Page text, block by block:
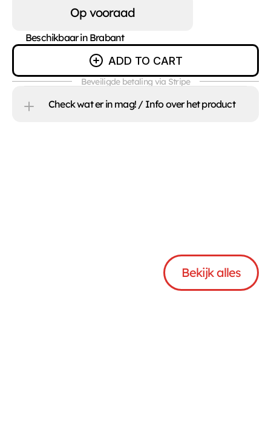
Op vooraad
Beschikbaar in Brabant
ADD TO CART
Beveiligde betaling via Stripe
Check wat er in mag! / Info over het product
Bekijk alles